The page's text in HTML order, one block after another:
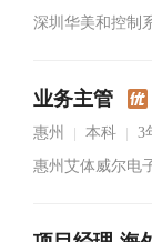
深圳华美和控制
业务主管
惠州 本科 3
惠州艾体威尔电